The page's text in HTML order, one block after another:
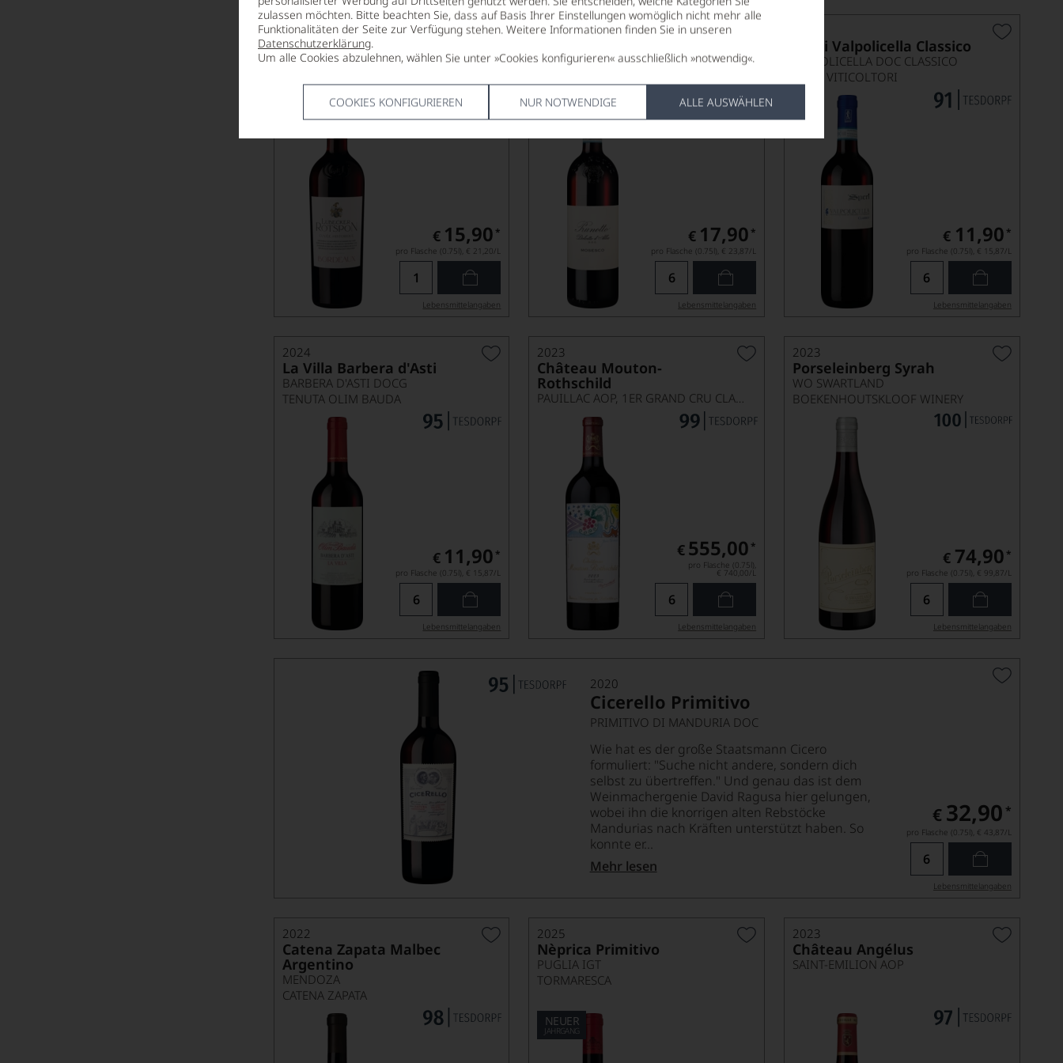
zulassen möchten. Bitte beachten Sie, dass auf Basis Ihrer Einstellungen womöglich nicht mehr alle
Funktionalitäten der Seite zur Verfügung stehen. Weitere Informationen finden Sie in unseren
Datenschutzerklärung.
Um alle Cookies abzulehnen, wählen Sie unter »Cookies konfigurieren« ausschließlich »notwendig«.
COOKIES KONFIGURIEREN NUR NOTWENDIGE ALLE AUSWÄHLEN
2019
Lübecker Rotspon Cuvée
Historique
€ 15,90 *
pro Flasche (0.75l), € 21,20/L
Lebensmittel­angaben
2024
DOLCETTO D'ALBA DOC
€ 17,90 *
pro Flasche (0.75l), € 23,87/L
Lebensmittel­angaben
Speri Valpolicella Classico
VALPOLICELLA DOC CLASSICO
SPERI VITICOLTORI
€ 11,90 *
pro Flasche (0.75l), € 15,87/L
Lebensmittel­angaben
2024
La Villa Barbera d'Asti
BARBERA D'ASTI DOCG
TENUTA OLIM BAUDA
€ 11,90 *
pro Flasche (0.75l), € 15,87/L
Lebensmittel­angaben
2023
Château Mouton-
Rothschild
PAUILLAC AOP, 1ER GRAND CRU CLASSÉ
€ 555,00 *
pro Flasche (0.75l),
€ 740,00/L
Lebensmittel­angaben
2023
Porseleinberg Syrah
WO SWARTLAND
BOEKENHOUTSKLOOF WINERY
€ 74,90 *
pro Flasche (0.75l), € 99,87/L
Lebensmittel­angaben
2020
Cicerello Primitivo
PRIMITIVO DI MANDURIA DOC
Wie hat es der große Staatsmann Cicero
formuliert: "Suche nicht andere, sondern dich
selbst zu übertreffen." Und genau das ist dem
Weinmachergenie David Ragusa hier gelungen,
wobei ihn die knorrigen alten Rebstöcke
Mandurias nach Kräften unterstützt haben. So
konnte er...
Mehr lesen
€ 32,90 *
pro Flasche (0.75l), € 43,87/L
Lebensmittel­angaben
2022
Catena Zapata Malbec
Argentino
MENDOZA
CATENA ZAPATA
2025
Nèprica Primitivo
PUGLIA IGT
TORMARESCA
NEUER
JAHRGANG
2023
Château Angélus
SAINT-EMILION AOP